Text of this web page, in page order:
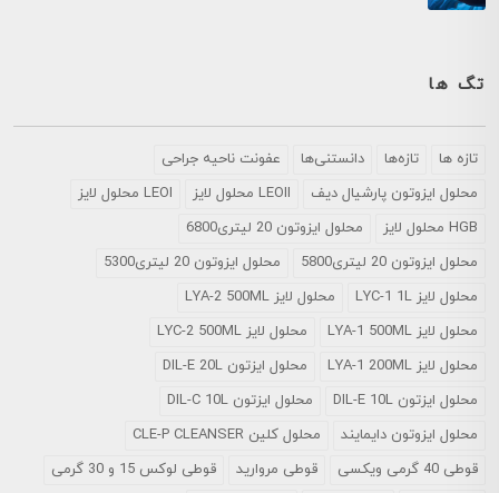
تگ ها
تازه ها تازه‌ها دانستنی‌ها
عفونت ناحیه جراحی
محلول ايزوتون پارشيال ديف
LEOII محلول لایز
LEOI محلول لایز
HGB محلول لایز
محلول ایزوتون 20 لیتری6800
محلول ایزوتون 20 لیتری5800
محلول ایزوتون 20 لیتری5300
محلول لایز LYC-1 1L
محلول لایز LYA-2 500ML
محلول لایز LYA-1 500ML
محلول لایز LYC-2 500ML
محلول لایز LYA-1 200ML
محلول ایزتون DIL-E 20L
محلول ایزتون DIL-E 10L
محلول ایزتون DIL-C 10L
محلول ایزوتون دایمایند
محلول کلین CLE-P CLEANSER
قوطی 40 گرمی ویکسی
قوطی مروارید
قوطی لوکس 15 و 30 گرمی